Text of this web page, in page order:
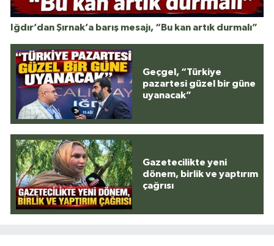
Iğdır’dan Şırnak’a barış mesajı, “Bu kan artık durmalı”
Geçgel, “Türkiye
pazartesi güzel bir güne
uyanacak”
Gazetecilikte yeni
dönem, birlik ve yaptırım
çağrısı